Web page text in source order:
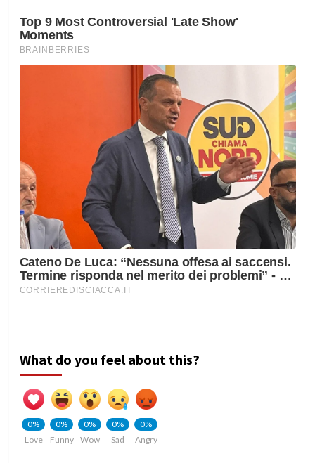
What do you feel about this?
0%
Love
0%
Funny
0%
Wow
0%
Sad
0%
Angry